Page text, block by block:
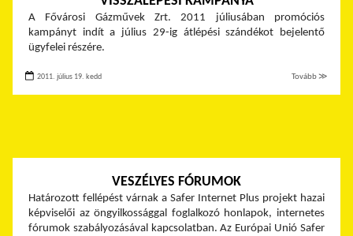
A Fővárosi Gázművek Zrt. 2011 júliusában promóciós
kampányt indít a július 29-ig átlépési szándékot bejelentő
ügyfelei részére.
2011. július 19. kedd Tovább ≫
VESZÉLYES FÓRUMOK
Határozott fellépést várnak a Safer Internet Plus projekt hazai
képviselői az öngyilkossággal foglalkozó honlapok, internetes
fórumok szabályozásával kapcsolatban. Az Európai Unió Safer